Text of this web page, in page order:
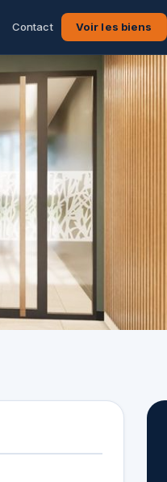
Contact Voir les biens